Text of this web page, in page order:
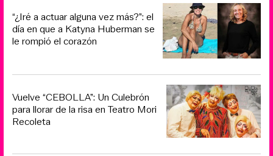
“¿Iré a actuar alguna vez más?”: el
día en que a Katyna Huberman se
le rompió el corazón
Vuelve “CEBOLLA”: Un Culebrón
para llorar de la risa en Teatro Mori
Recoleta